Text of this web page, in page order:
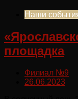
Наши
площадка
Филиал №9
26.06.2023